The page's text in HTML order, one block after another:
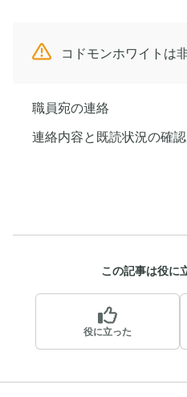
コドモンホワイトは
職員宛の連絡
連絡内容と既読状況の確認
この記事は役に
役に立った